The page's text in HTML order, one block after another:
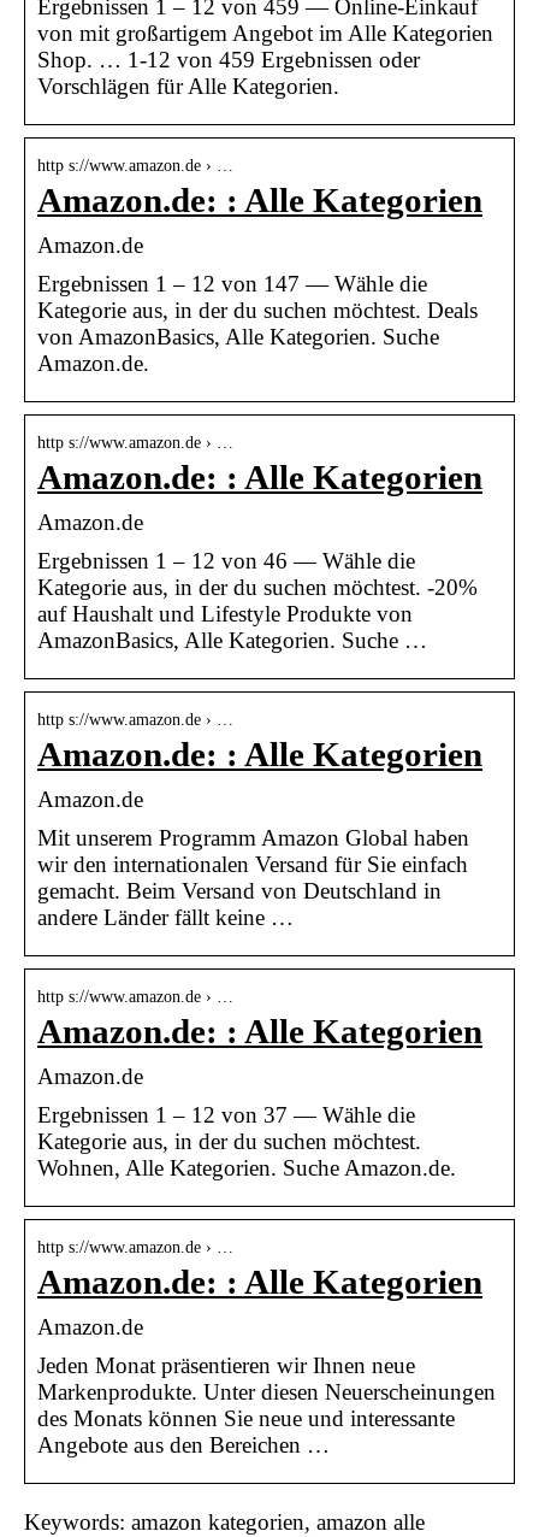
Ergebnissen 1 – 12 von 459 — Online-Einkauf
von mit großartigem Angebot im Alle Kategorien
Shop. … 1-12 von 459 Ergebnissen oder
Vorschlägen für Alle Kategorien.
http s://www.amazon.de › …
Amazon.de: : Alle Kategorien
Amazon.de
Ergebnissen 1 – 12 von 147 — Wähle die
Kategorie aus, in der du suchen möchtest. Deals
von AmazonBasics, Alle Kategorien. Suche
Amazon.de.
http s://www.amazon.de › …
Amazon.de: : Alle Kategorien
Amazon.de
Ergebnissen 1 – 12 von 46 — Wähle die
Kategorie aus, in der du suchen möchtest. -20%
auf Haushalt und Lifestyle Produkte von
AmazonBasics, Alle Kategorien. Suche …
http s://www.amazon.de › …
Amazon.de: : Alle Kategorien
Amazon.de
Mit unserem Programm Amazon Global haben
wir den internationalen Versand für Sie einfach
gemacht. Beim Versand von Deutschland in
andere Länder fällt keine …
http s://www.amazon.de › …
Amazon.de: : Alle Kategorien
Amazon.de
Ergebnissen 1 – 12 von 37 — Wähle die
Kategorie aus, in der du suchen möchtest.
Wohnen, Alle Kategorien. Suche Amazon.de.
http s://www.amazon.de › …
Amazon.de: : Alle Kategorien
Amazon.de
Jeden Monat präsentieren wir Ihnen neue
Markenprodukte. Unter diesen Neuerscheinungen
des Monats können Sie neue und interessante
Angebote aus den Bereichen …
Keywords: amazon kategorien, amazon alle